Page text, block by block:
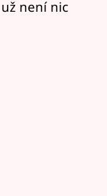
není nic